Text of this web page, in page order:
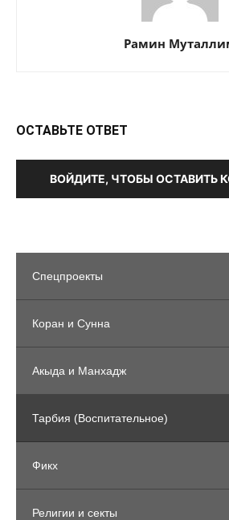
Рамин
ОСТАВЬТЕ ОТВЕТ
ВОЙДИТЕ, ЧТОБЫ ОСТАВИТЬ
Спецпроекты
Коран и Сунна
Акыда и Манхадж
Тарбия (Воспитательное)
Фикх
Религии и секты